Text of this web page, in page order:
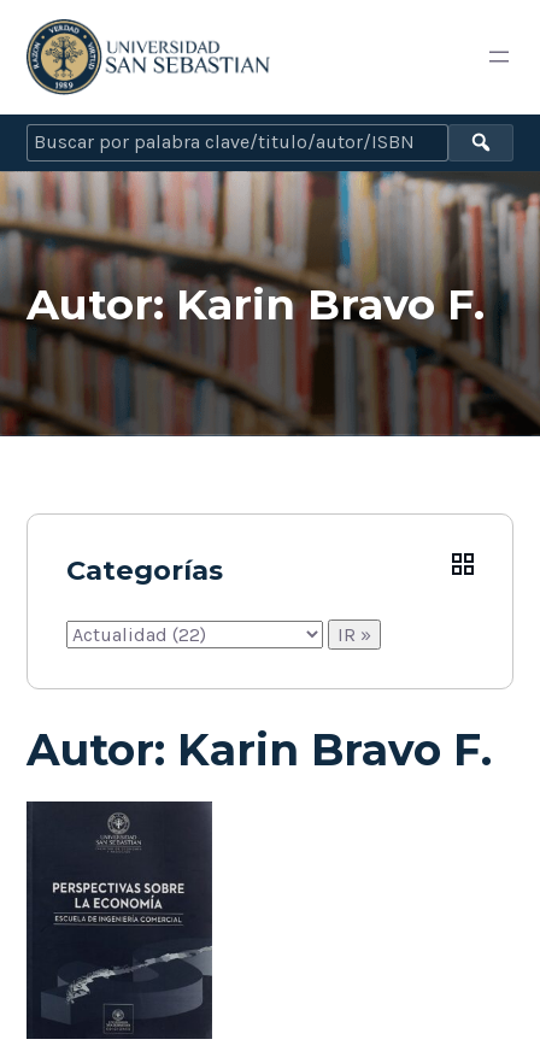
Autor:Karin Bravo F.
Autor: Karin Bravo F.
Categorías